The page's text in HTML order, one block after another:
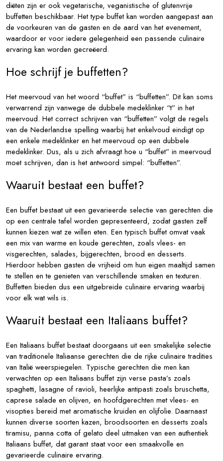
diëten zijn er ook vegetarische, veganistische of glutenvrije
buffetten beschikbaar. Het type buffet kan worden aangepast aan
de voorkeuren van de gasten en de aard van het evenement,
waardoor er voor iedere gelegenheid een passende culinaire
ervaring kan worden gecreëerd.
Hoe schrijf je buffetten?
Het meervoud van het woord “buffet” is “buffetten”. Dit kan soms
verwarrend zijn vanwege de dubbele medeklinker “t” in het
meervoud. Het correct schrijven van “buffetten” volgt de regels
van de Nederlandse spelling waarbij het enkelvoud eindigt op
een enkele medeklinker en het meervoud op een dubbele
medeklinker. Dus, als u zich afvraagt hoe u “buffet” in meervoud
moet schrijven, dan is het antwoord simpel: “buffetten”.
Waaruit bestaat een buffet?
Een buffet bestaat uit een gevarieerde selectie van gerechten die
op een centrale tafel worden gepresenteerd, zodat gasten zelf
kunnen kiezen wat ze willen eten. Een typisch buffet omvat vaak
een mix van warme en koude gerechten, zoals vlees- en
visgerechten, salades, bijgerechten, brood en desserts.
Hierdoor hebben gasten de vrijheid om hun eigen maaltijd samen
te stellen en te genieten van verschillende smaken en texturen.
Buffetten bieden dus een uitgebreide culinaire ervaring waarbij
voor elk wat wils is.
Waaruit bestaat een Italiaans buffet?
Een Italiaans buffet bestaat doorgaans uit een smakelijke selectie
van traditionele Italiaanse gerechten die de rijke culinaire tradities
van Italië weerspiegelen. Typische gerechten die men kan
verwachten op een Italiaans buffet zijn verse pasta’s zoals
spaghetti, lasagne of ravioli, heerlijke antipasti zoals bruschetta,
caprese salade en olijven, en hoofdgerechten met vlees- en
visopties bereid met aromatische kruiden en olijfolie. Daarnaast
kunnen diverse soorten kazen, broodsoorten en desserts zoals
tiramisu, panna cotta of gelato deel uitmaken van een authentiek
Italiaans buffet, dat garant staat voor een smaakvolle en
gevarieerde culinaire ervaring.